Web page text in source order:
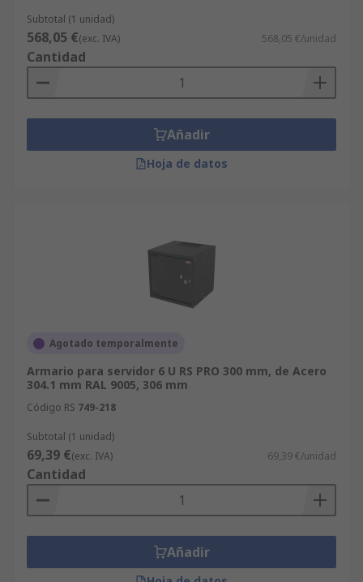
Subtotal (1 unidad)
568,05 €(exc. IVA) 568,05 €/unidad
Cantidad
Añadir
Hoja de datos
Agotado temporalmente
Armario para servidor 6 U RS PRO 300 mm, de Acero
304.1 mm RAL 9005, 306 mm
Código RS 749-218
Subtotal (1 unidad)
69,39 €(exc. IVA) 69,39 €/unidad
Cantidad
Añadir